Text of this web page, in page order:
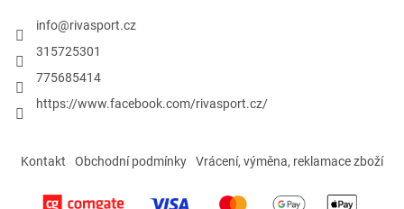
info@rivasport.cz
315725301
775685414
https://www.facebook.com/rivasport.cz/
Kontakt Obchodní podmínky Vrácení, výměna, reklamace zboží